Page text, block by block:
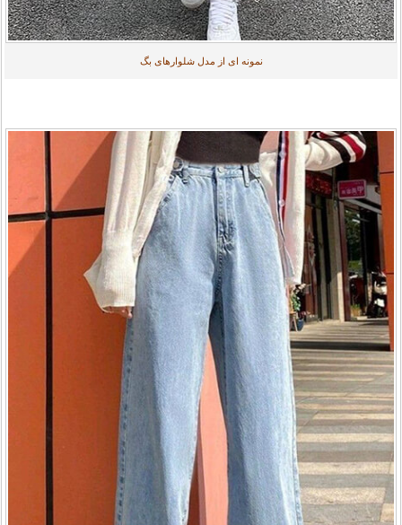
نمونه ای از مدل شلوارهای بگ